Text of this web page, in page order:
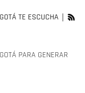
TE ESCUCHA
PARA GENERAR